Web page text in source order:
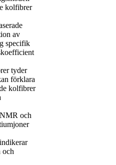
kolfibrer
av
specifik
tyder
förklara
kolfibrer
och
och